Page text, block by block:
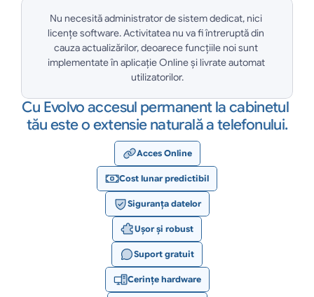
Nu necesită administrator de sistem dedicat, nici
licențe software. Activitatea nu va fi întreruptă din
cauza actualizărilor, deoarece funcțiile noi sunt
implementate în aplicație Online și livrate automat
utilizatorilor.
Cu Evolvo accesul permanent la cabinetul
tău este o extensie naturală a telefonului.
Acces Online
Cost lunar predictibil
Siguranţa datelor
Uşor și robust
Suport gratuit
Cerințe hardware